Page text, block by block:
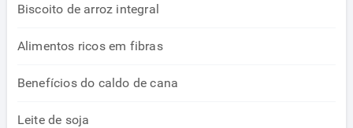
Biscoito de arroz integral
Alimentos ricos em fibras
Benefícios do caldo de cana
Leite de soja